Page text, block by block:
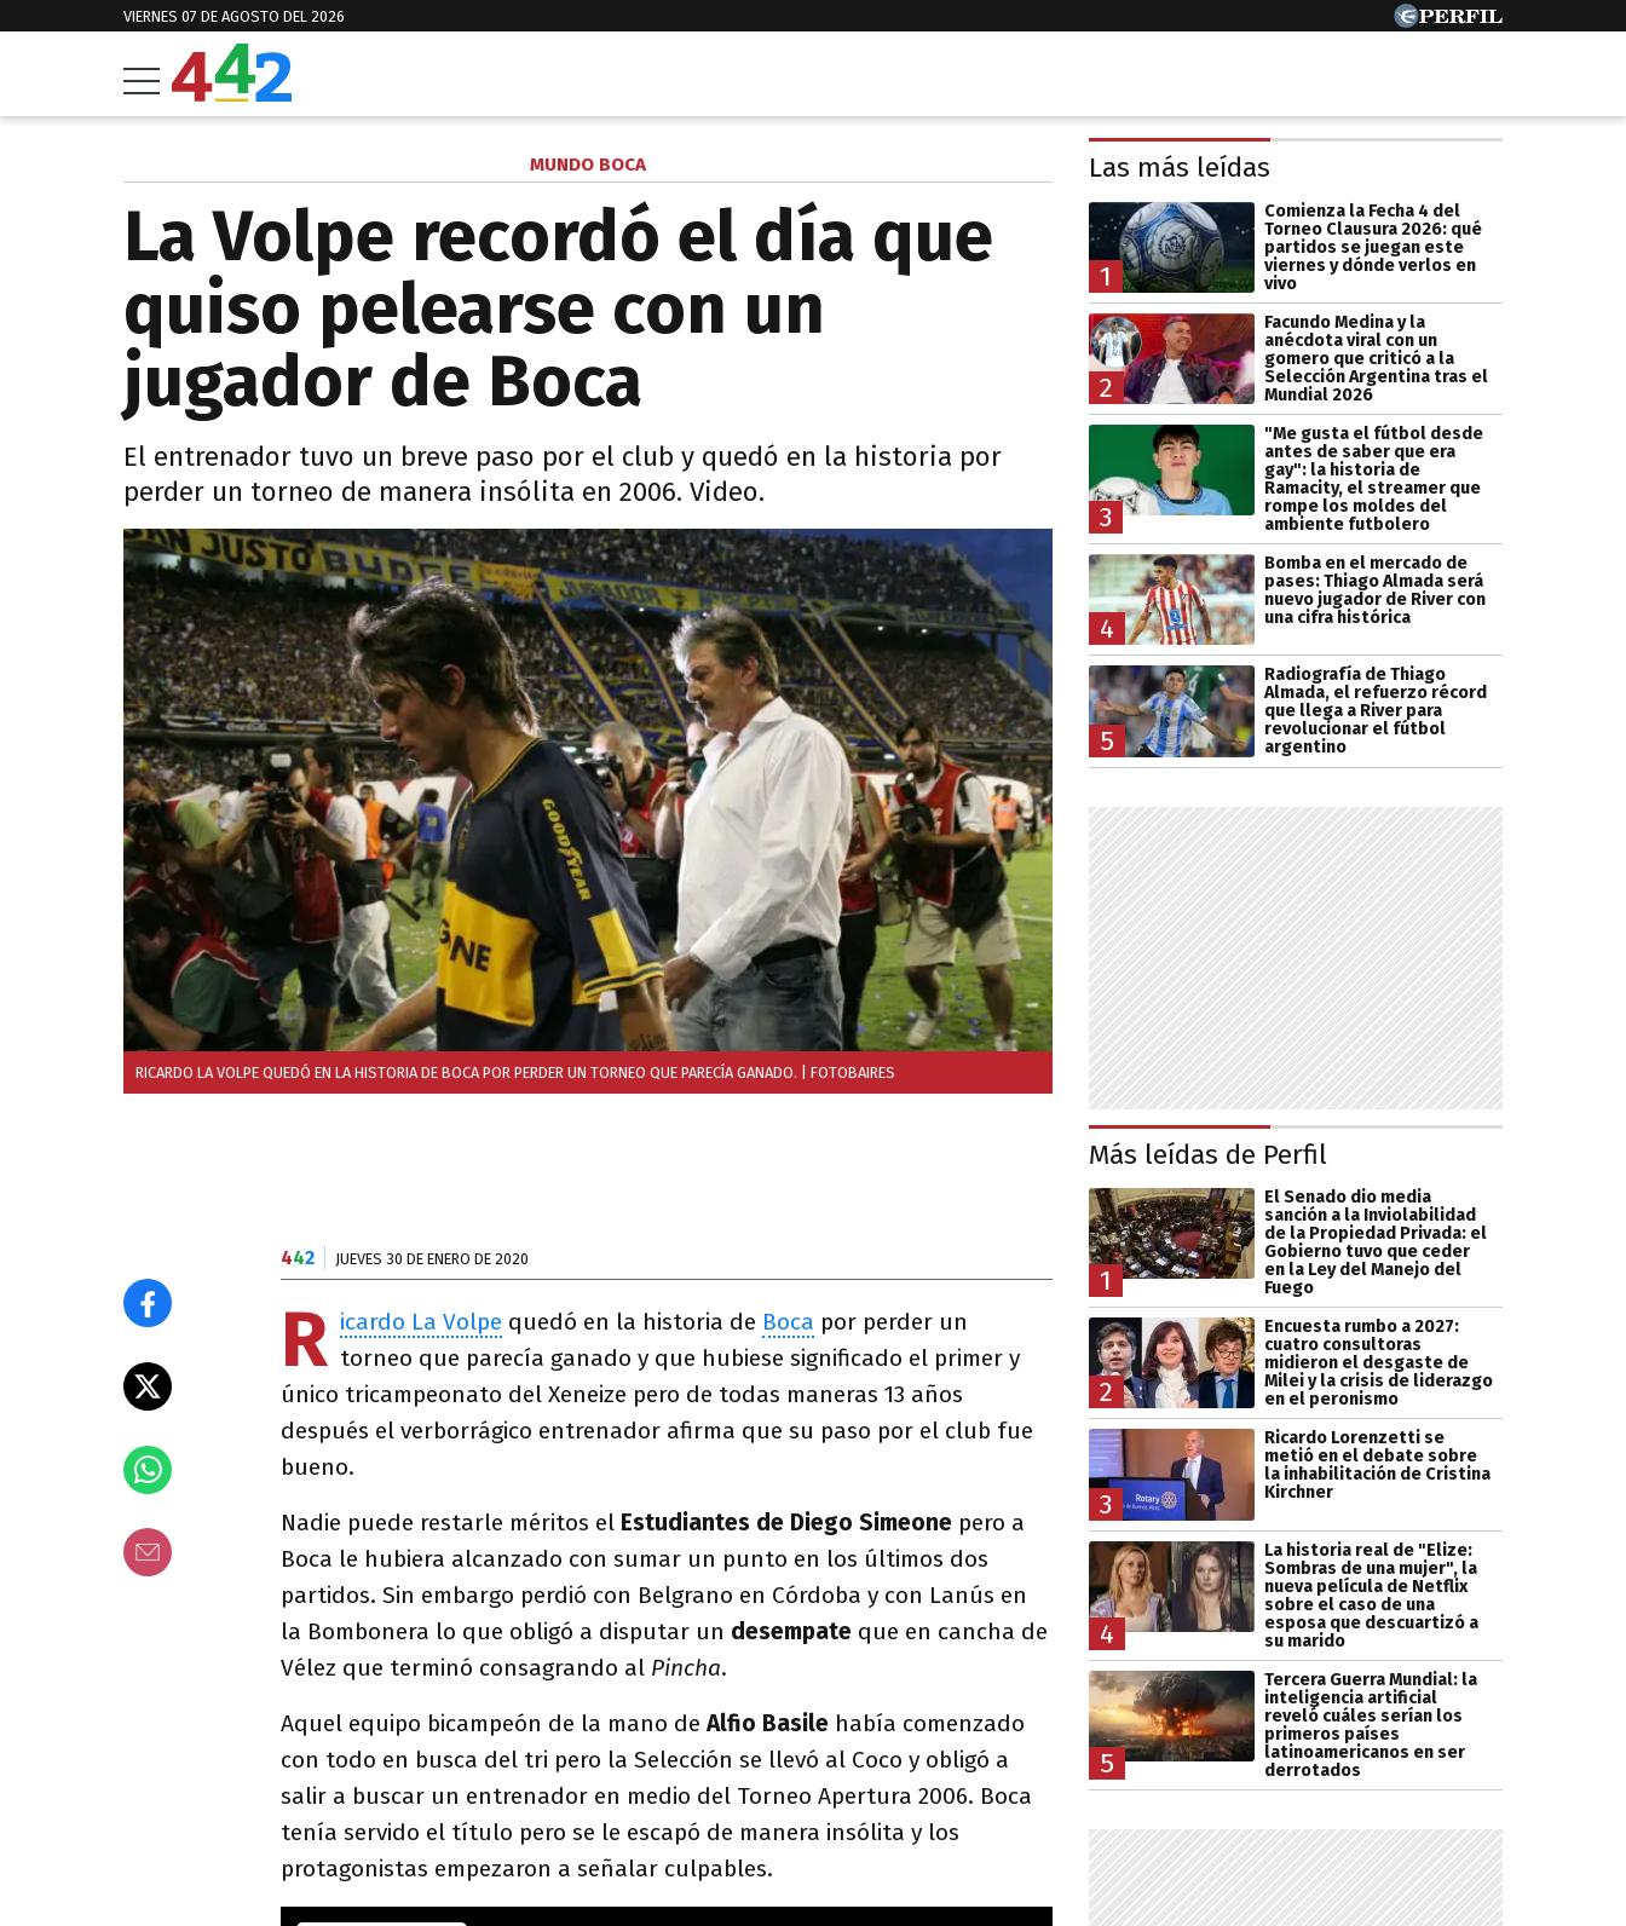
VIERNES 07 DE AGOSTO DEL 2026
MUNDO BOCA
La Volpe recordó el día que
quiso pelearse con un
jugador de Boca
El entrenador tuvo un breve paso por el club y quedó en la historia por
perder un torneo de manera insólita en 2006. Video.
RICARDO LA VOLPE QUEDÓ EN LA HISTORIA DE BOCA POR PERDER UN TORNEO QUE PARECÍA GANADO. | FOTOBAIRES
442 JUEVES 30 DE ENERO DE 2020
R icardo La Volpe quedó en la historia de Boca por perder un
torneo que parecía ganado y que hubiese significado el primer y
único tricampeonato del Xeneize pero de todas maneras 13 años
después el verborrágico entrenador afirma que su paso por el club fue
bueno.
Nadie puede restarle méritos el Estudiantes de Diego Simeone pero a
Boca le hubiera alcanzado con sumar un punto en los últimos dos
partidos. Sin embargo perdió con Belgrano en Córdoba y con Lanús en
la Bombonera lo que obligó a disputar un desempate que en cancha de
Vélez que terminó consagrando al Pincha.
Aquel equipo bicampeón de la mano deAlfio Basile había comenzado
con todo en busca del tri pero la Selección se llevó al Coco y obligó a
salir a buscar un entrenador en medio del Torneo Apertura 2006. Boca
tenía servido el título pero se le escapó de manera insólita y los
protagonistas empezaron a señalar culpables.
Las más leídas
1
Comienza la Fecha 4 del
Torneo Clausura 2026: qué
partidos se juegan este
viernes y dónde verlos en
vivo
2
Facundo Medina y la
anécdota viral con un
gomero que criticó a la
Selección Argentina tras el
Mundial 2026
3
"Me gusta el fútbol desde
antes de saber que era
gay": la historia de
Ramacity, el streamer que
rompe los moldes del
ambiente futbolero
4
Bomba en el mercado de
pases: Thiago Almada será
nuevo jugador de River con
una cifra histórica
5
Radiografía de Thiago
Almada, el refuerzo récord
que llega a River para
revolucionar el fútbol
argentino
Más leídas de Perfil
1
El Senado dio media
sanción a la Inviolabilidad
de la Propiedad Privada: el
Gobierno tuvo que ceder
en la Ley del Manejo del
Fuego
2
Encuesta rumbo a 2027:
cuatro consultoras
midieron el desgaste de
Milei y la crisis de liderazgo
en el peronismo
3
Ricardo Lorenzetti se
metió en el debate sobre
la inhabilitación de Cristina
Kirchner
4
La historia real de "Elize:
Sombras de una mujer", la
nueva película de Netflix
sobre el caso de una
esposa que descuartizó a
su marido
5
Tercera Guerra Mundial: la
inteligencia artificial
reveló cuáles serían los
primeros países
latinoamericanos en ser
derrotados